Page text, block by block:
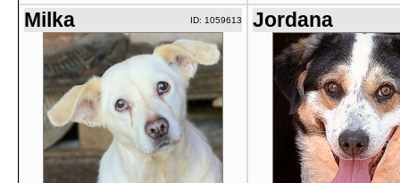
Milka ID: 1059613 Jordana